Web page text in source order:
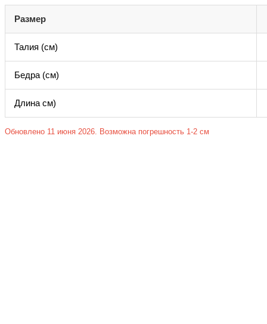
Размер
Талия (см)
Бедра (см)
Длина см)
Обновлено 11 июня 2026. Возможна погрешность 1-2 см